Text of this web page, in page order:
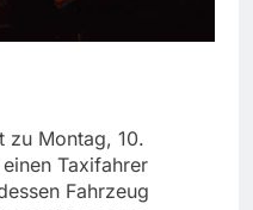
zu Montag, 10.
Taxifahrer
Fahrzeug